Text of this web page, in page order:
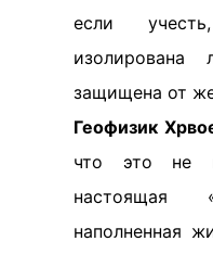
если
защищена от
Геофизик
что это не
настоящая
наполненная